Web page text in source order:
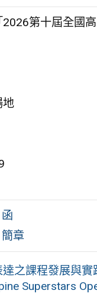
第十屆全國
地
章
之課程發展與實
Superstars